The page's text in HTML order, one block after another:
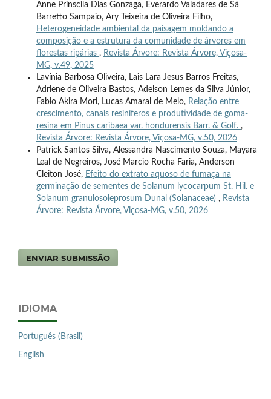
Anne Prinscila Dias Gonzaga, Everardo Valadares de Sá
Barretto Sampaio, Ary Teixeira de Oliveira Filho,
Heterogeneidade ambiental da paisagem moldando a
composição e a estrutura da comunidade de árvores em
florestas ripárias , Revista Árvore: Revista Árvore, Viçosa-
MG, v.49, 2025
Lavínia Barbosa Oliveira, Lais Lara Jesus Barros Freitas,
Adriene de Oliveira Bastos, Adelson Lemes da Silva Júnior,
Fabio Akira Mori, Lucas Amaral de Melo, Relação entre
crescimento, canais resiníferos e produtividade de goma-
resina em Pinus caribaea var. hondurensis Barr. & Golf. ,
Revista Árvore: Revista Árvore, Viçosa-MG, v.50, 2026
Patrick Santos Silva, Alessandra Nascimento Souza, Mayara
Leal de Negreiros, José Marcio Rocha Faria, Anderson
Cleiton José, Efeito do extrato aquoso de fumaça na
germinação de sementes de Solanum lycocarpum St. Hil. e
Solanum granulosoleprosum Dunal (Solanaceae) , Revista
Árvore: Revista Árvore, Viçosa-MG, v.50, 2026
ENVIAR SUBMISSÃO
IDIOMA
Português (Brasil)
English